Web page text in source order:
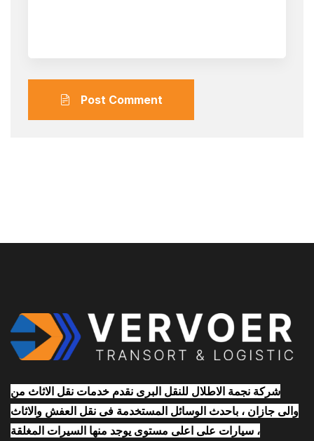
Post Comment
شركة نجمة الاطلال للنقل البرى نقدم خدمات نقل الاثاث من
والى جازان ، باحدث الوسائل المستخدمة فى نقل العفش والاثاث
، سيارات على اعلى مستوى يوجد منها السيرات المغلقة